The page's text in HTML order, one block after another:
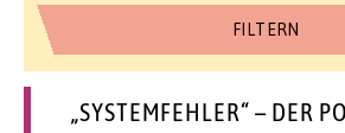
„SYSTEMFEHLER“ – DER